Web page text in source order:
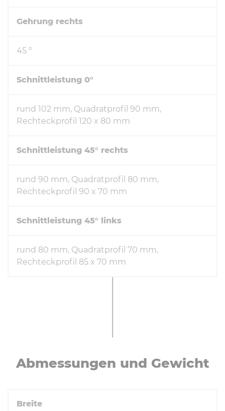
Gehrung rechts
45 °
Schnittleistung 0°
rund 102 mm, Quadratprofil 90 mm,
Rechteckprofil 120 x 80 mm
Schnittleistung 45° rechts
rund 90 mm, Quadratprofil 80 mm,
Rechteckprofil 90 x 70 mm
Schnittleistung 45° links
rund 80 mm, Quadratprofil 70 mm,
Rechteckprofil 85 x 70 mm
Ab­mes­sun­gen und Gewicht
Breite